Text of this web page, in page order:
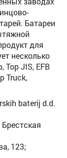
Батареи
для
несколько
Top JIS, EFB
Truck,
baterij d.d.
123;